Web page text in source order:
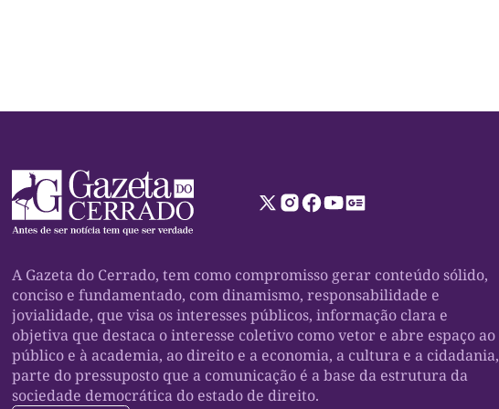
A Gazeta do Cerrado, tem como compromisso gerar conteúdo sólido,
conciso e fundamentado, com dinamismo, responsabilidade e
jovialidade, que visa os interesses públicos, informação clara e
objetiva que destaca o interesse coletivo como vetor e abre espaço ao
público e à academia, ao direito e a economia, a cultura e a cidadania,
parte do pressuposto que a comunicação é a base da estrutura da
sociedade democrática do estado de direito.